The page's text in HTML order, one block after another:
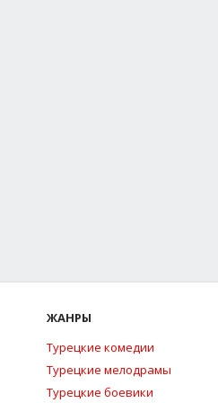
ЖАНРЫ
Турецкие комедии
Турецкие мелодрамы
Турецкие боевики